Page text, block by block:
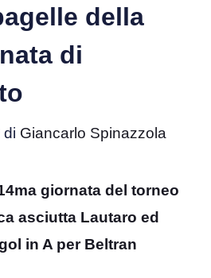
della
di
di Giancarlo Spinazzola
giornata del torneo
asciutta Lautaro ed
in A per Beltran